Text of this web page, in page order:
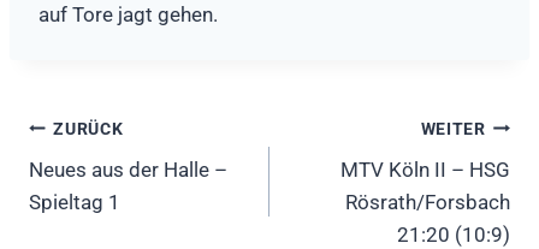
auf Tore jagt gehen.
Beitragsnavigation
ZURÜCK
Neues aus der Halle –
Spieltag 1
WEITER
MTV Köln II – HSG
Rösrath/Forsbach
21:20 (10:9)